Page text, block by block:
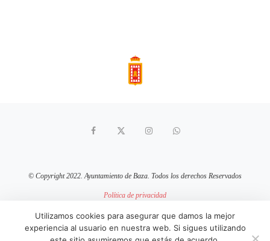
© Copyright 2022. Ayuntamiento de Baza. Todos los derechos Reservados
Política de privacidad
Política de cookies
sitio web mantenido por pixelcero.com
Utilizamos cookies para asegurar que damos la mejor
experiencia al usuario en nuestra web. Si sigues utilizando